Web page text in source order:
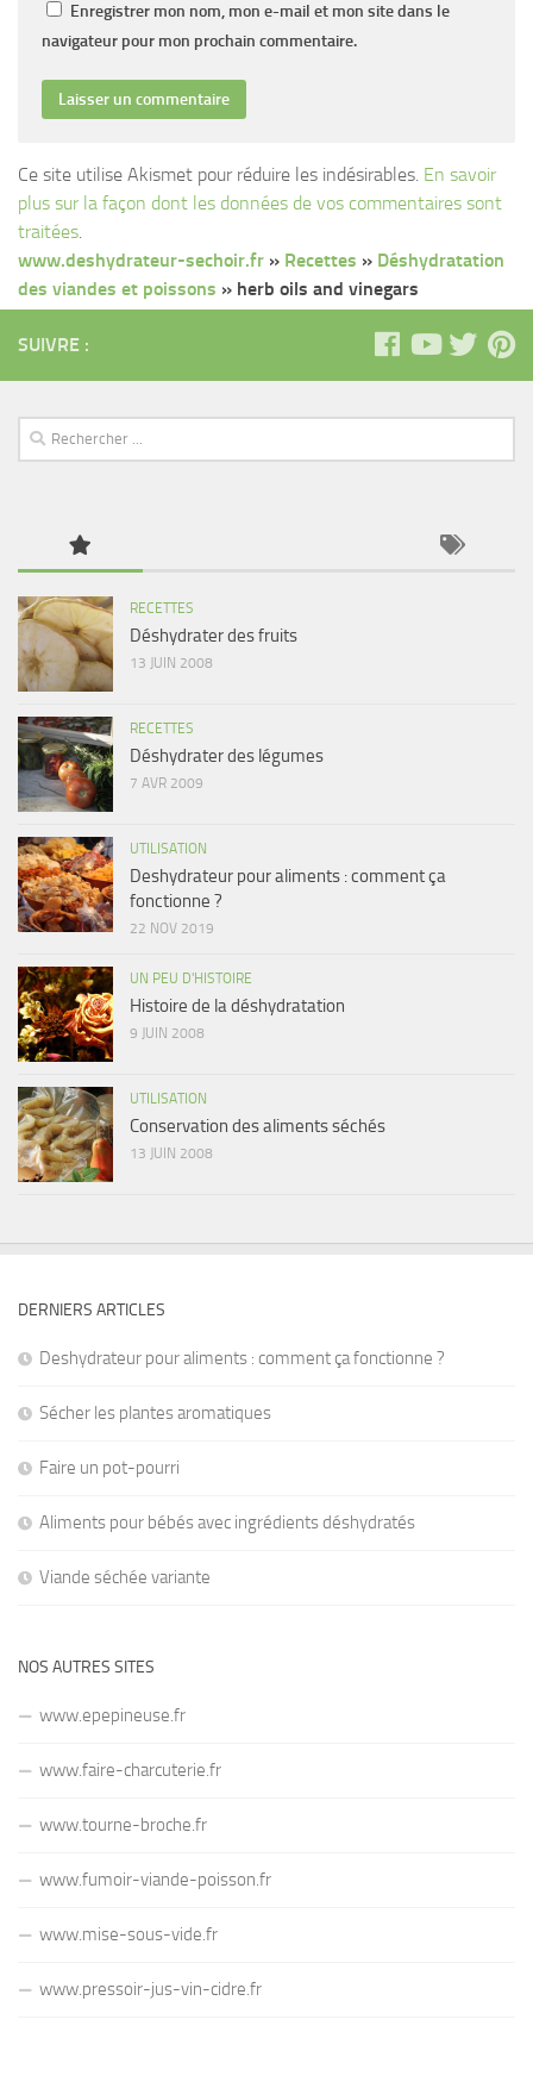
Enregistrer mon nom, mon e-mail et mon site dans le
navigateur pour mon prochain commentaire.
Ce site utilise Akismet pour réduire les indésirables. En savoir
plus sur la façon dont les données de vos commentaires sont
traitées.
www.deshydrateur-sechoir.fr » Recettes » Déshydratation
des viandes et poissons » herb oils and vinegars
SUIVRE :
RECETTES
Déshydrater des fruits
13 JUIN 2008
RECETTES
Déshydrater des légumes
7 AVR 2009
UTILISATION
Deshydrateur pour aliments : comment ça
fonctionne ?
22 NOV 2019
UN PEU D'HISTOIRE
Histoire de la déshydratation
9 JUIN 2008
UTILISATION
Conservation des aliments séchés
13 JUIN 2008
DERNIERS ARTICLES
Deshydrateur pour aliments : comment ça fonctionne ?
Sécher les plantes aromatiques
Faire un pot-pourri
Aliments pour bébés avec ingrédients déshydratés
Viande séchée variante
NOS AUTRES SITES
www.epepineuse.fr
www.faire-charcuterie.fr
www.tourne-broche.fr
www.fumoir-viande-poisson.fr
www.mise-sous-vide.fr
www.pressoir-jus-vin-cidre.fr